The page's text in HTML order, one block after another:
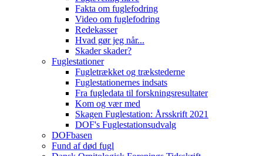
Fakta om fuglefodring
Video om fuglefodring
Redekasser
Hvad gør jeg når...
Skader skader?
Fuglestationer
Fugletrækket og trækstederne
Fuglestationernes indsats
Fra fugledata til forskningsresultater
Kom og vær med
Skagen Fuglestation: Årsskrift 2021
DOF's Fuglestationsudvalg
DOFbasen
Fund af død fugl